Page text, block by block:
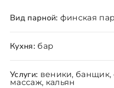
Вид парной: финская
Кухня: бар
Услуги: веники, банщик,
массаж, кальян